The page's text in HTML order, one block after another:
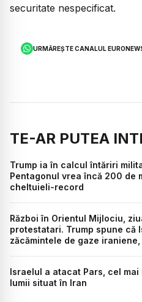
securitate nespecificat.
URMĂREȘTE CANALUL
TE-AR PUTEA
Trump ia în calcul întăriri
Pentagonul vrea încă 200 de
cheltuieli-record
Război în Orientul Mijlociu,
protestatari. Trump spune că
zăcămintele de gaze iraniene,
Israelul a atacat Pars, cel
lumii situat în Iran